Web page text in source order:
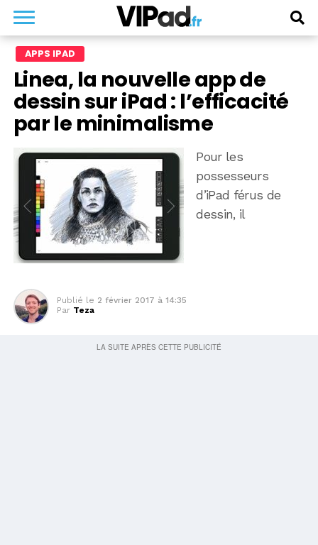
APPS IPAD
Linea, la nouvelle app de
dessin sur iPad : l’efficacité
par le minimalisme
Pour les
possesseurs
d’iPad férus de
dessin, il
Publié le 2 février 2017 à 14:35
Par Teza